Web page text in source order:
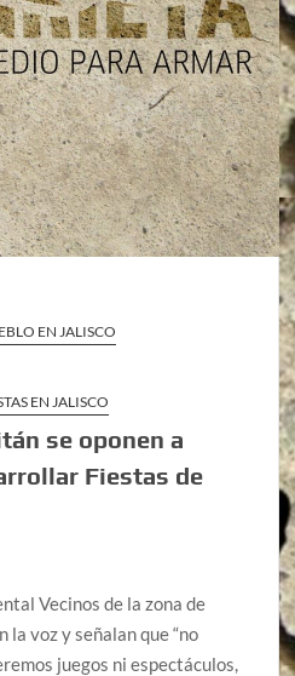
EN JALISCO
EN JALISCO
se oponen a
Fiestas de
Vecinos de la zona de
voz y señalan que “no
juegos ni espectáculos,